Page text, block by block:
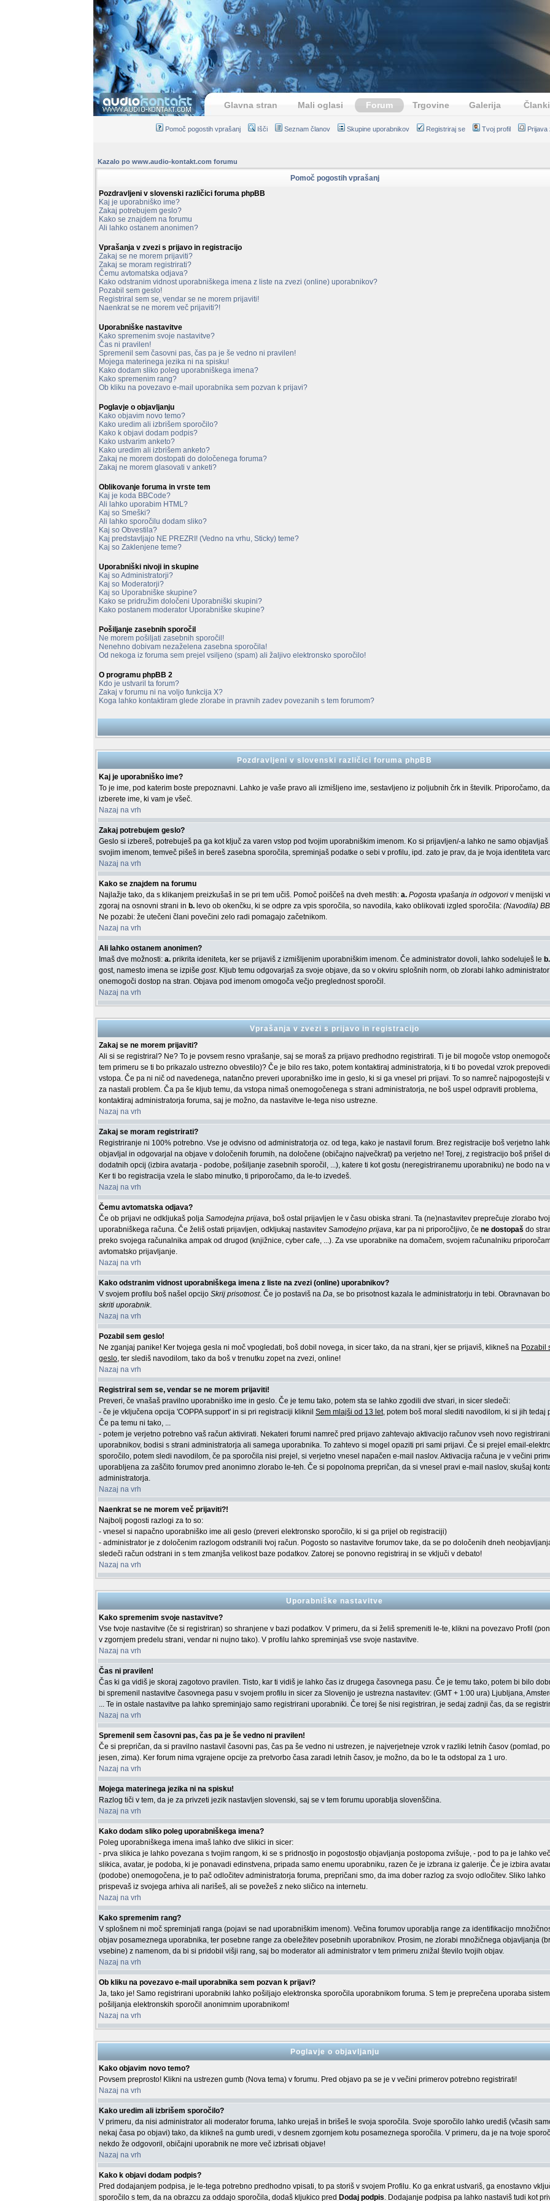
Glavna stran Mali oglasi Forum Trgovine Galerija Članki
Pomoč pogostih vprašanj Išči Seznam članov Skupine uporabnikov Registriraj se Tvoj profil Prijava
Kazalo po www.audio-kontakt.com forumu
Pomoč pogostih vprašanj
Pozdravljeni v slovenski različici foruma phpBB
Kaj je uporabniško ime?
Zakaj potrebujem geslo?
Kako se znajdem na forumu
Ali lahko ostanem anonimen?
Vprašanja v zvezi s prijavo in registracijo
Zakaj se ne morem prijaviti?
Zakaj se moram registrirati?
Čemu avtomatska odjava?
Kako odstranim vidnost uporabniškega imena z liste na zvezi (online) uporabnikov?
Pozabil sem geslo!
Registriral sem se, vendar se ne morem prijaviti!
Naenkrat se ne morem več prijaviti?!
Uporabniške nastavitve
Kako spremenim svoje nastavitve?
Čas ni pravilen!
Spremenil sem časovni pas, čas pa je še vedno ni pravilen!
Mojega materinega jezika ni na spisku!
Kako dodam sliko poleg uporabniškega imena?
Kako spremenim rang?
Ob kliku na povezavo e-mail uporabnika sem pozvan k prijavi?
Poglavje o objavljanju
Kako objavim novo temo?
Kako uredim ali izbrišem sporočilo?
Kako k objavi dodam podpis?
Kako ustvarim anketo?
Kako uredim ali izbrišem anketo?
Zakaj ne morem dostopati do določenega foruma?
Zakaj ne morem glasovati v anketi?
Oblikovanje foruma in vrste tem
Kaj je koda BBCode?
Ali lahko uporabim HTML?
Kaj so Smeški?
Ali lahko sporočilu dodam sliko?
Kaj so Obvestila?
Kaj predstavljajo NE PREZRI! (Vedno na vrhu, Sticky) teme?
Kaj so Zaklenjene teme?
Uporabniški nivoji in skupine
Kaj so Administratorji?
Kaj so Moderatorji?
Kaj so Uporabniške skupine?
Kako se pridružim določeni Uporabniški skupini?
Kako postanem moderator Uporabniške skupine?
Pošiljanje zasebnih sporočil
Ne morem pošiljati zasebnih sporočil!
Nenehno dobivam nezaželena zasebna sporočila!
Od nekoga iz foruma sem prejel vsiljeno (spam) ali žaljivo elektronsko sporočilo!
O programu phpBB 2
Kdo je ustvaril ta forum?
Zakaj v forumu ni na voljo funkcija X?
Koga lahko kontaktiram glede zlorabe in pravnih zadev povezanih s tem forumom?
Pozdravljeni v slovenski različici foruma phpBB
Kaj je uporabniško ime?
To je ime, pod katerim boste prepoznavni. Lahko je vaše pravo ali izmišljeno ime, sestavljeno iz poljubnih črk in številk. Priporočamo,
izberete ime, ki vam je všeč.
Nazaj na vrh
Zakaj potrebujem geslo?
Geslo si izbereš, potrebuješ pa ga kot ključ za varen vstop pod tvojim uporabniškim imenom. Ko si prijavljen/-a lahko ne samo objavljaš
svojim imenom, temveč pišeš in bereš zasebna sporočila, spreminjaš podatke o sebi v profilu, ipd. zato je prav, da je tvoja identiteta
Nazaj na vrh
Kako se znajdem na forumu
Najlažje tako, da s klikanjem preizkušaš in se pri tem učiš. Pomoč poiščeš na dveh mestih: a. Pogosta vpašanja in odgovori v menijski
zgoraj na osnovni strani in b. levo ob okenčku, ki se odpre za vpis sporočila, so navodila, kako oblikovati izgled sporočila: (Navodila)
Ne pozabi: že utečeni člani povečini zelo radi pomagajo začetnikom.
Nazaj na vrh
Ali lahko ostanem anonimen?
Imaš dve možnosti: a. prikrita ideniteta, ker se prijaviš z izmišljenim uporabniškim imenom. Če administrator dovoli, lahko sodeluješ le b.
gost, namesto imena se izpiše gost. Kljub temu odgovarjaš za svoje objave, da so v okviru splošnih norm, ob zlorabi lahko administrator
onemogoči dostop na stran. Objava pod imenom omogoča večjo preglednost sporočil.
Nazaj na vrh
Vprašanja v zvezi s prijavo in registracijo
Zakaj se ne morem prijaviti?
Ali si se registriral? Ne? To je povsem resno vprašanje, saj se moraš za prijavo predhodno registrirati. Ti je bil mogoče vstop
tem primeru se ti bo prikazalo ustrezno obvestilo)? Če je bilo res tako, potem kontaktiraj administratorja, ki ti bo povedal vzrok prepovedi
vstopa. Če pa ni nič od navedenega, natančno preveri uporabniško ime in geslo, ki si ga vnesel pri prijavi. To so namreč najpogostejši
za nastali problem. Ča pa še kljub temu, da vstopa nimaš onemogočenega s strani administratorja, ne boš uspel odpraviti problema,
kontaktiraj administratorja foruma, saj je možno, da nastavitve le-tega niso ustrezne.
Nazaj na vrh
Zakaj se moram registrirati?
Registriranje ni 100% potrebno. Vse je odvisno od administratorja oz. od tega, kako je nastavil forum. Brez registracije boš verjetno
objavljal in odgovarjal na objave v določenih forumih, na določene (običajno največkrat) pa verjetno ne! Torej, z registracijo boš prišel
dodatnih opcij (izbira avatarja - podobe, pošiljanje zasebnih sporočil, ...), katere ti kot gostu (neregistriranemu uporabniku) ne bodo na
Ker ti bo registracija vzela le slabo minutko, ti priporočamo, da le-to izvedeš.
Nazaj na vrh
Čemu avtomatska odjava?
Če ob prijavi ne odkljukaš polja Samodejna prijava, boš ostal prijavljen le v času obiska strani. Ta (ne)nastavitev preprečuje zlorabo
uporabniškega računa. Če želiš ostati prijavljen, odkljukaj nastavitev Samodejno prijava, kar pa ni priporočljivo, če ne dostopaš do
preko svojega računalnika ampak od drugod (knjižnice, cyber cafe, ...). Za vse uporabnike na domačem, svojem računalniku
avtomatsko prijavljanje.
Nazaj na vrh
Kako odstranim vidnost uporabniškega imena z liste na zvezi (online) uporabnikov?
V svojem profilu boš našel opcijo Skrij prisotnost. Če jo postaviš na Da, se bo prisotnost kazala le administratorju in tebi. Obravnavan
skriti uporabnik.
Nazaj na vrh
Pozabil sem geslo!
Ne zganjaj panike! Ker tvojega gesla ni moč vpogledati, boš dobil novega, in sicer tako, da na strani, kjer se prijaviš, klikneš na Pozabil
geslo, ter slediš navodilom, tako da boš v trenutku zopet na zvezi, online!
Nazaj na vrh
Registriral sem se, vendar se ne morem prijaviti!
Preveri, če vnašaš pravilno uporabniško ime in geslo. Če je temu tako, potem sta se lahko zgodili dve stvari, in sicer sledeči:
- če je vključena opcija 'COPPA support' in si pri registraciji kliknil Sem mlajši od 13 let, potem boš moral slediti navodilom, ki si jih tedaj
Če pa temu ni tako, ...
- potem je verjetno potrebno vaš račun aktivirati. Nekateri forumi namreč pred prijavo zahtevajo aktivacijo računov vseh novo
uporabnikov, bodisi s strani administratorja ali samega uporabnika. To zahtevo si mogel opaziti pri sami prijavi. Če si prejel email-
sporočilo, potem sledi navodilom, če pa sporočila nisi prejel, si verjetno vnesel napačen e-mail naslov. Aktivacija računa je v večini
uporabljena za zaščito forumov pred anonimno zlorabo le-teh. Če si popolnoma prepričan, da si vnesel pravi e-mail naslov, skušaj
administratorja.
Nazaj na vrh
Naenkrat se ne morem več prijaviti?!
Najbolj pogosti razlogi za to so:
- vnesel si napačno uporabniško ime ali geslo (preveri elektronsko sporočilo, ki si ga prijel ob registraciji)
- administrator je z določenim razlogom odstranili tvoj račun. Pogosto so nastavitve forumov take, da se po določenih dneh
sledeči račun odstrani in s tem zmanjša velikost baze podatkov. Zatorej se ponovno registriraj in se vključi v debato!
Nazaj na vrh
Uporabniške nastavitve
Kako spremenim svoje nastavitve?
Vse tvoje nastavitve (če si registriran) so shranjene v bazi podatkov. V primeru, da si želiš spremeniti le-te, klikni na povezavo Profil
v zgornjem predelu strani, vendar ni nujno tako). V profilu lahko spreminjaš vse svoje nastavitve.
Nazaj na vrh
Čas ni pravilen!
Čas ki ga vidiš je skoraj zagotovo pravilen. Tisto, kar ti vidiš je lahko čas iz drugega časovnega pasu. Če je temu tako, potem bi bilo
bi spremenil nastavitve časovnega pasu v svojem profilu in sicer za Slovenijo je ustrezna nastavitev: (GMT + 1:00 ura) Ljubljana,
... Te in ostale nastavitve pa lahko spreminjajo samo registrirani uporabniki. Če torej še nisi registriran, je sedaj zadnji čas, da se
Nazaj na vrh
Spremenil sem časovni pas, čas pa je še vedno ni pravilen!
Če si prepričan, da si pravilno nastavil časovni pas, čas pa še vedno ni ustrezen, je najverjetneje vzrok v razliki letnih časov (pomlad,
jesen, zima). Ker forum nima vgrajene opcije za pretvorbo časa zaradi letnih časov, je možno, da bo le ta odstopal za 1 uro.
Nazaj na vrh
Mojega materinega jezika ni na spisku!
Razlog tiči v tem, da je za privzeti jezik nastavljen slovenski, saj se v tem forumu uporablja slovenščina.
Nazaj na vrh
Kako dodam sliko poleg uporabniškega imena?
Poleg uporabniškega imena imaš lahko dve slikici in sicer:
- prva slikica je lahko povezana s tvojim rangom, ki se s pridnostjo in pogostostjo objavljanja postopoma zvišuje, - pod to pa je lahko
slikica, avatar, je podoba, ki je ponavadi edinstvena, pripada samo enemu uporabniku, razen če je izbrana iz galerije. Če je izbira
(podobe) onemogočena, je to pač odločitev administratorja foruma, prepričani smo, da ima dober razlog za svojo odločitev. Sliko lahko
prispevaš iz svojega arhiva ali narišeš, ali se povežeš z neko sličico na internetu.
Nazaj na vrh
Kako spremenim rang?
V splošnem ni moč spreminjati ranga (pojavi se nad uporabniškim imenom). Večina forumov uporablja range za identifikacijo
objav posameznega uporabnika, ter posebne range za obeležitev posebnih uporabnikov. Prosim, ne zlorabi množičnega objavljanja
vsebine) z namenom, da bi si pridobil višji rang, saj bo moderator ali administrator v tem primeru znižal število tvojih objav.
Nazaj na vrh
Ob kliku na povezavo e-mail uporabnika sem pozvan k prijavi?
Ja, tako je! Samo registrirani uporabniki lahko pošiljajo elektronska sporočila uporabnikom foruma. S tem je preprečena uporaba
pošiljanja elektronskih sporočil anonimnim uporabnikom!
Nazaj na vrh
Poglavje o objavljanju
Kako objavim novo temo?
Povsem preprosto! Klikni na ustrezen gumb (Nova tema) v forumu. Pred objavo pa se je v večini primerov potrebno registrirati!
Nazaj na vrh
Kako uredim ali izbrišem sporočilo?
V primeru, da nisi administrator ali moderator foruma, lahko urejaš in brišeš le svoja sporočila. Svoje sporočilo lahko urediš (včasih
nekaj časa po objavi) tako, da klikneš na gumb uredi, v desnem zgornjem kotu posameznega sporočila. V primeru, da je na tvoje
nekdo že odgovoril, običajni uporabnik ne more več izbrisati objave!
Nazaj na vrh
Kako k objavi dodam podpis?
Pred dodajanjem podpisa, je le-tega potrebno predhodno vpisati, to pa storiš v svojem Profilu. Ko ga enkrat ustvariš, ga enostavno
sporočilo s tem, da na obrazcu za oddajo sporočila, dodaš kljukico pred Dodaj podpis. Dodajanje podpisa pa lahko nastaviš tudi kot